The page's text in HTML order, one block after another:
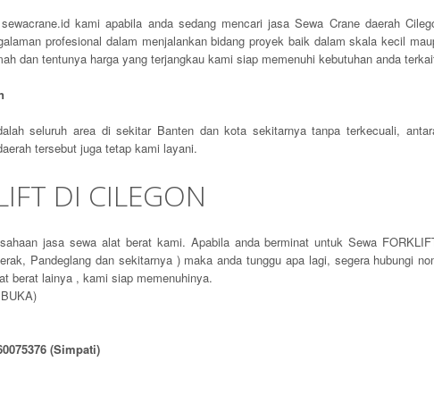
kami apabila anda sedang mencari jasa Sewa Crane daerah
profesional dalam menjalankan bidang proyek baik dalam skala kecil
dan tentunya harga yang terjangkau kami siap memenuhi kebutuhan anda
seluruh area di sekitar Banten dan kota sekitarnya tanpa terkecuali,
tersebut juga tetap kami layani.
DI CILEGON
jasa sewa alat berat kami. Apabila anda berminat untuk Sewa
Pandeglang dan sekitarnya ) maka anda tunggu apa lagi, segera hubungi
berat lainya , kami siap memenuhinya.
(Simpati)